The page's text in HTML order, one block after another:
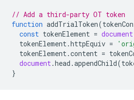
// Add a third-party OT token
function addTrialToken(
const tokenElement = document
tokenElement.httpEquiv =
tokenElement.content =
document.head .appendChild(
}